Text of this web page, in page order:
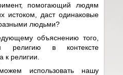
помогающий людям
истоком, даст одинаковые
людьми?
объяснению того,
религию в контексте
к религии.
использовать нашу